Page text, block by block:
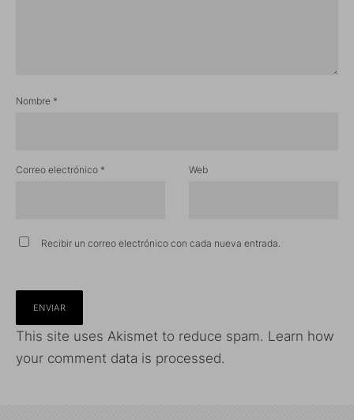
Nombre *
Correo electrónico * Web
Recibir un correo electrónico con cada nueva entrada.
This site uses Akismet to reduce spam. Learn how
your comment data is processed.